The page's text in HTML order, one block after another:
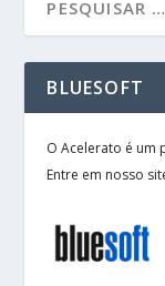
BLUESOFT
O Acelerato é um
Entre em nosso